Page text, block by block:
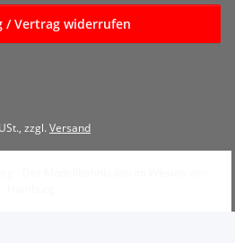
/ Vertrag widerrufen
zzgl.Versand